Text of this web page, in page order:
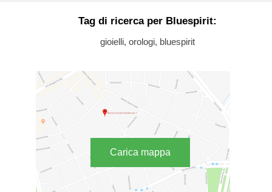
Tag di ricerca per Bluespirit:
gioielli, orologi, bluespirit
Carica mappa